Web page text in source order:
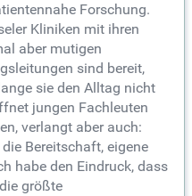
Forschung.
Kliniken mit ihren
aber mutigen
sind bereit,
sie den Alltag nicht
jungen Fachleuten
verlangt aber auch:
Bereitschaft, eigene
habe den Eindruck, dass
größte